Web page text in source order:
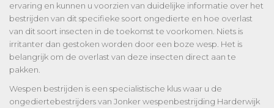
ervaring en kunnen u voorzien van duidelijke informatie over het
bestrijden van dit specifieke soort ongedierte en hoe overlast
van dit soort insecten in de toekomst te voorkomen. Niets is
irritanter dan gestoken worden door een boze wesp. Het is
belangrijk om de overlast van deze insecten direct aan te
pakken.
Wespen bestrijden is een specialistische klus waar u de
ongediertebestrijders van Jonker wespenbestrijding Harderwijk